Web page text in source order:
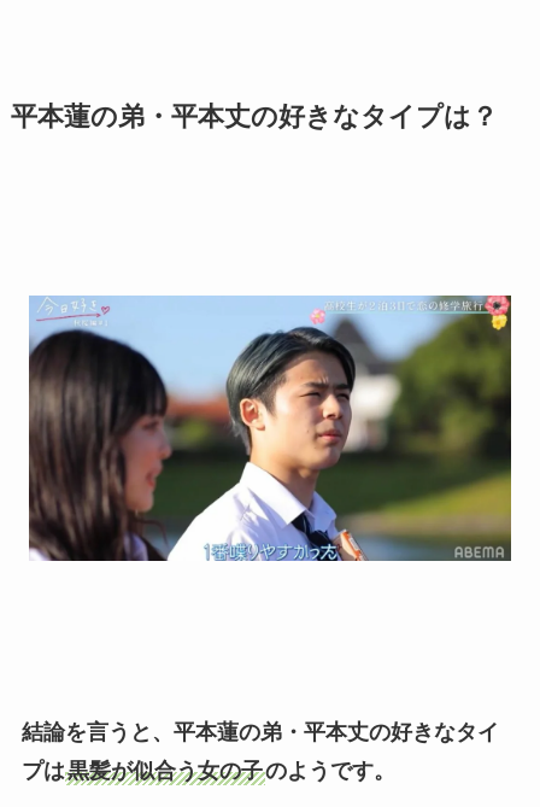
平本蓮の弟・平本丈の好きなタイプは？
結論を言うと、平本蓮の弟・平本丈の好きなタイ
プは黒髪が似合う女の子のようです。